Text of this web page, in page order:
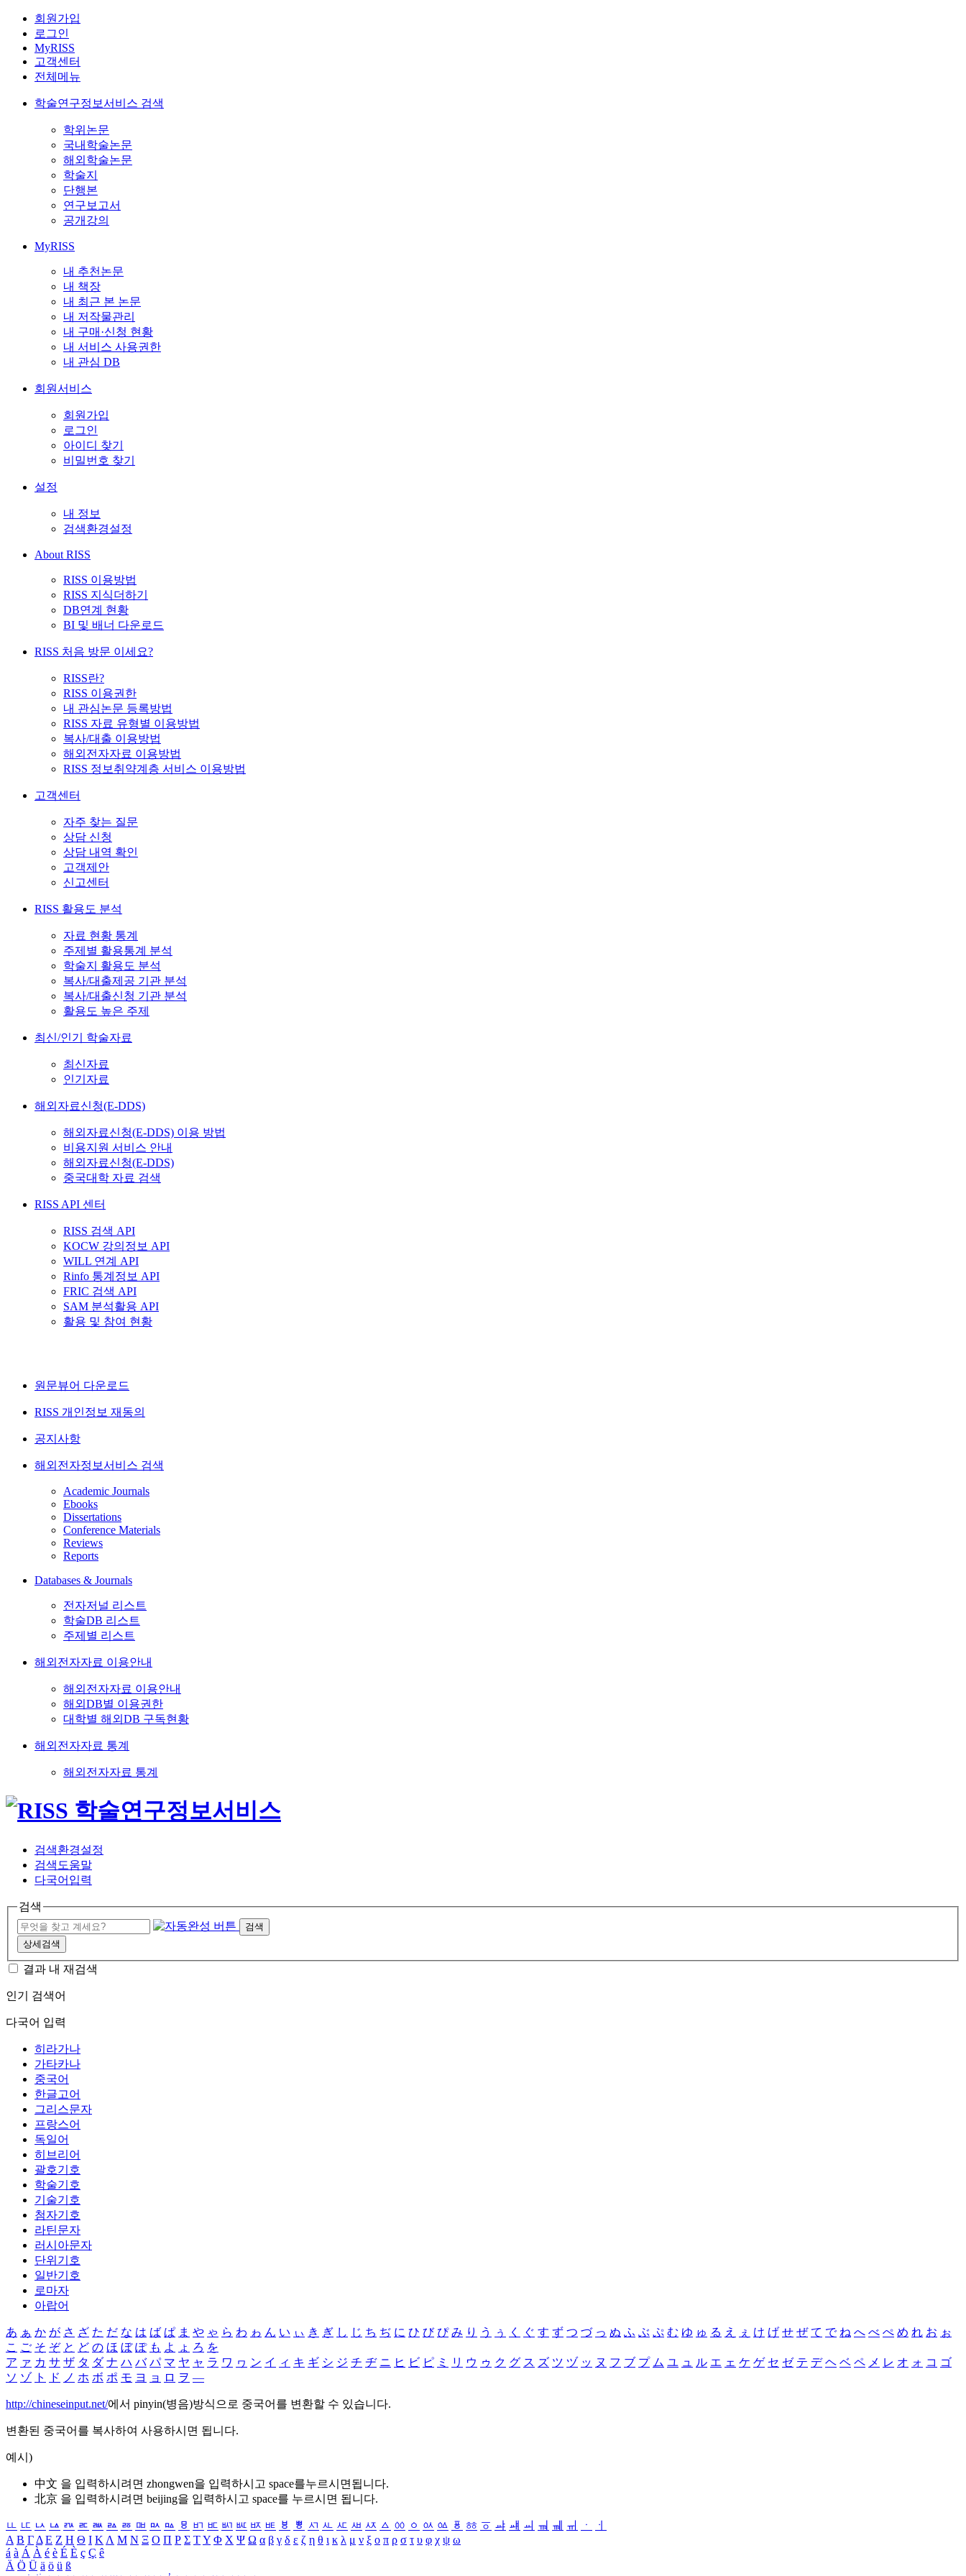
회원가입
로그인
MyRISS
고객센터
전체메뉴
학술연구정보서비스 검색
학위논문
국내학술논문
해외학술논문
학술지
단행본
연구보고서
공개강의
MyRISS
내 추천논문
내 책장
내 최근 본 논문
내 저작물관리
내 구매·신청 현황
내 서비스 사용권한
내 관심 DB
회원서비스
회원가입
로그인
아이디 찾기
비밀번호 찾기
설정
내 정보
검색환경설정
About RISS
RISS 이용방법
RISS 지식더하기
DB연계 현황
BI 및 배너 다운로드
RISS 처음 방문 이세요?
RISS란?
RISS 이용권한
내 관심논문 등록방법
RISS 자료 유형별 이용방법
복사/대출 이용방법
해외전자자료 이용방법
RISS 정보취약계층 서비스 이용방법
고객센터
자주 찾는 질문
상담 신청
상담 내역 확인
고객제안
신고센터
RISS 활용도 분석
자료 현황 통계
주제별 활용통계 분석
학술지 활용도 분석
복사/대출제공 기관 분석
복사/대출신청 기관 분석
활용도 높은 주제
최신/인기 학술자료
최신자료
인기자료
해외자료신청(E-DDS)
해외자료신청(E-DDS) 이용 방법
비용지원 서비스 안내
해외자료신청(E-DDS)
중국대학 자료 검색
RISS API 센터
RISS 검색 API
KOCW 강의정보 API
WILL 연계 API
Rinfo 통계정보 API
FRIC 검색 API
SAM 분석활용 API
활용 및 참여 현황
원문뷰어 다운로드
RISS 개인정보 재동의
공지사항
해외전자정보서비스 검색
Academic Journals
Ebooks
Dissertations
Conference Materials
Reviews
Reports
Databases & Journals
전자저널 리스트
학술DB 리스트
주제별 리스트
해외전자자료 이용안내
해외전자자료 이용안내
해외DB별 이용권한
대학별 해외DB 구독현황
해외전자자료 통계
해외전자자료 통계
검색환경설정
검색도움말
다국어입력
검색
검색
상세검색
결과 내 재검색
인기 검색어
다국어 입력
히라가나
가타카나
중국어
한글고어
그리스문자
프랑스어
독일어
히브리어
괄호기호
학술기호
기술기호
첨자기호
라틴문자
러시아문자
단위기호
일반기호
로마자
아랍어
あ ぁ か が さ ざ た だ な は ば ぱ ま や ゃ ら わ ゎ ん い ぃ き ぎ し じ ち ぢ に ひ び ぴ み り う ぅ く ぐ す ず つ づ っ ぬ ふ ぶ ぷ む ゆ ゅ る え ぇ け げ せ ぜ て で ね へ べ ぺ め れ お ぉ
こ ご そ ぞ と ど の ほ ぼ ぽ も よ ょ ろ を
ア ァ カ サ ザ タ ダ ナ ハ バ パ マ ヤ ャ ラ ワ ヮ ン イ ィ キ ギ シ ジ チ ヂ ニ ヒ ビ ピ ミ リ ウ ゥ ク グ ス ズ ツ ヅ ッ ヌ フ ブ プ ム ユ ュ ル エ ェ ケ ゲ セ ゼ テ デ ヘ ベ ペ メ レ オ ォ コ ゴ
ソ ゾ ト ド ノ ホ ボ ポ モ ヨ ョ ロ ヲ ―
http://chineseinput.net/에서 pinyin(병음)방식으로 중국어를 변환할 수 있습니다.
변환된 중국어를 복사하여 사용하시면 됩니다.
예시)
中文 을 입력하시려면 zhongwen을 입력하시고 space를누르시면됩니다.
北京 을 입력하시려면 beijing을 입력하시고 space를 누르시면 됩니다.
ㅥ ㅦ ㅧ ㅨ ㅩ ㅪ ㅫ ㅬ ㅭ ㅮ ㅯ ㅰ ㅱ ㅲ ㅳ ㅴ ㅵ ㅶ ㅷ ㅸ ㅹ ㅺ ㅻ ㅼ ㅽ ㅾ ㅿ ㆀ ㆁ ㆂ ㆃ ㆄ ㆅ ㆆ ㆇ ㆈ ㆉ ㆊ ㆋ ㆌ ㆍ
ㆎ
Α Β ΓΔ Ε Ζ Η Θ Ι ΚΛ Μ Ν Ξ Ο Π Ρ Σ ΤΥ Φ Χ Ψ Ω α β γ δ ε ζ η θ ι κ λ μ ν ξ ο π ρ σ τ υ φ χ ψ ω
á à Á À é è É È ç Ç ê
Ä Ö Ü ä ö ü ß